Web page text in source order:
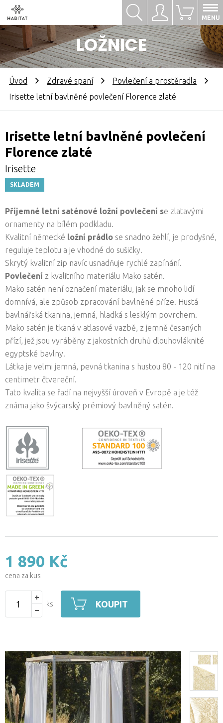
Přihlásit se
LOŽNICE
0
MENU
Hledat
Úvod Zdravé spaní
Povlečení a prostěradla
Irisette letní bavlněné povlečení Florence zlaté
Irisette letní bavlněné povlečení
Florence zlaté
Irisette
SKLADEM
Příjemné letní saténové ložní povlečení se zlatavými
ornamenty na bílém podkladu.
Kvalitní německé ložní prádlo se snadno žehlí, je prodyšné,
reguluje teplotu a je vhodné do sušičky.
Skrytý kvalitní zip navíc usnadňuje rychlé zapínání.
Povlečení z kvalitního materiálu Mako satén.
Mako satén není označení materiálu, jak se mnoho lidí
domnívá, ale způsob zpracování bavlněné příze. Hustá
bavlnářská tkanina, jemná, hladká s lesklým povrchem.
Mako satén je tkaná v atlasové vazbě, z jemně česaných
přízí, jež jsou vyráběny z jakostních druhů dlouhovláknité
egyptské bavlny.
Látka je velmi jemná, pevná tkanina s hustou 80 - 120 nití na
centimetr čtvereční.
Tato kvalita se řadí na nejvyšší úroveň v Evropě a je též
známa jako švýcarský prémiový bavlněný satén.
1 890 Kč
cena za kus
ks KOUPIT